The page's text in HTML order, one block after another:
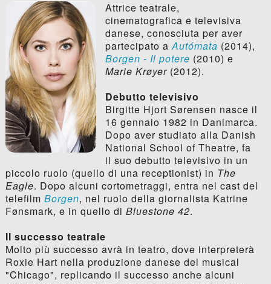
Attrice teatrale,
cinematografica e televisiva
danese, conosciuta per aver
partecipato aAutómata (2014),
Borgen - Il potere (2010) e
Marie Krøyer(2012).
Debutto televisivo
Birgitte Hjort Sørensen nasce il
16 gennaio 1982 in Danimarca.
Dopo aver studiato alla Danish
National School of Theatre, fa
il suo debutto televisivo in un
piccolo ruolo (quello di una receptionist) in The
Eagle. Dopo alcuni cortometraggi, entra nel cast del
telefilm Borgen, nel ruolo della giornalista Katrine
Fønsmark, e in quello di Bluestone 42.
Il successo teatrale
Molto più successo avrà in teatro, dove interpreterà
Roxie Hart nella produzione danese del musical
"Chicago", replicando il successo anche alcuni